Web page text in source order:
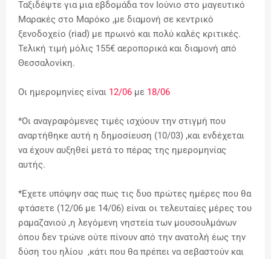
Ταξιδέψτε για μια εβδομάδα τον Ιούνιο στο μαγευτικό
Μαρακές στο Μαρόκο ,με διαμονή σε κεντρικό
ξενοδοχείο (riad) με πρωινό και πολύ καλές κριτικές.
Τελική τιμή μόλις 155€ αεροπορικά και διαμονή από
Θεσσαλονίκη.
Οι ημερομηνίες είναι 12/06 με 18/06
*Οι αναγραφόμενες τιμές ισχύουν την στιγμή που
αναρτήθηκε αυτή η δημοσίευση (10/03) ,και ενδέχεται
να έχουν αυξηθεί μετά το πέρας της ημερομηνίας
αυτής.
*Εχετε υπόψην σας πως τις δυο πρώτες ημέρες που θα
φτάσετε (12/06 με 14/06) είναι οι τελευταίες μέρες του
ραμαζανιού ,η λεγόμενη νηστεία των μουσουλμάνων
όπου δεν τρώνε ούτε πίνουν από την ανατολή έως την
δύση του ηλίου ,κάτι που θα πρέπει να σεβαστούν και